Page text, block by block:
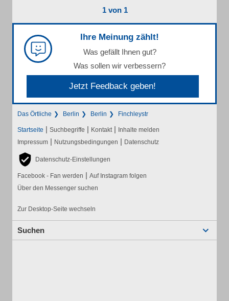
1 von 1
Ihre Meinung zählt!
Was gefällt Ihnen gut?
Was sollen wir verbessern?
Jetzt Feedback geben!
Das Örtliche Berlin Berlin Finchleystr
Startseite | Suchbegriffe | Kontakt | Inhalte melden
Impressum | Nutzungsbedingungen | Datenschutz
Datenschutz-Einstellungen
Facebook - Fan werden | Auf Instagram folgen
Über den Messenger suchen
Zur Desktop-Seite wechseln
Suchen